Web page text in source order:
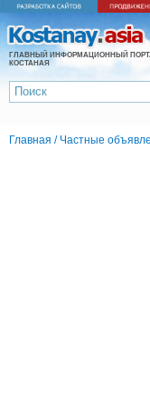
ГЛАВНЫЙ ИНФОРМАЦИОННЫЙ
КОСТАНАЯ
Главная / Частные